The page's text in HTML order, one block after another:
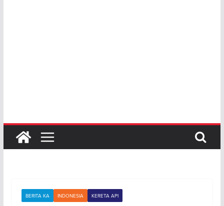
BERITA KA INDONESIA KERETA API